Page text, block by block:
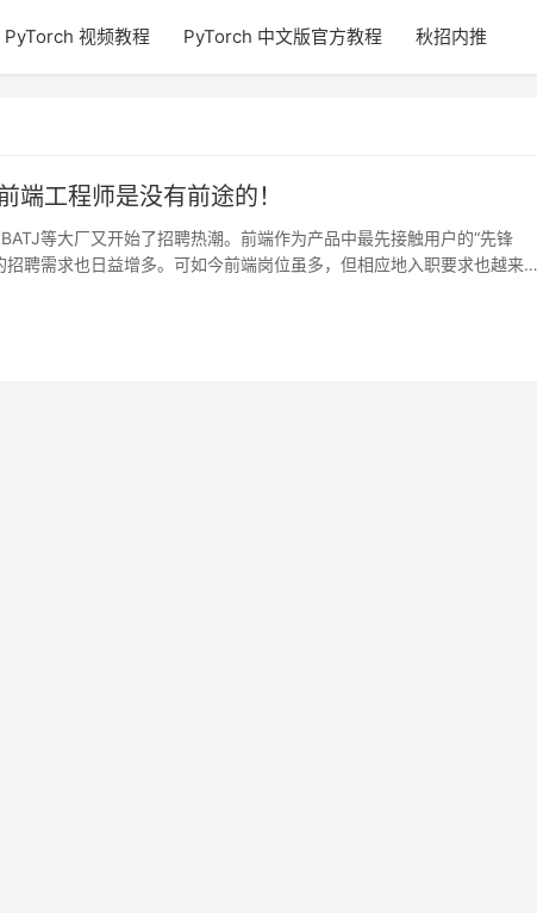
PyTorch 视频教程 PyTorch 中文版官方教程 秋招内推
端工程师是没有前途的！
等大厂又开始了招聘热潮。前端作为产品中最先接触用户的“先锋
招聘需求也日益增多。可如今前端岗位虽多，但相应地入职要求也越来越